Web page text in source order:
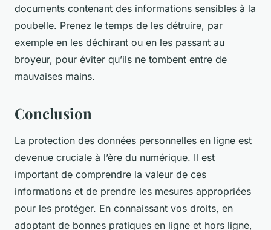
documents contenant des informations sensibles à la
poubelle. Prenez le temps de les détruire, par
exemple en les déchirant ou en les passant au
broyeur, pour éviter qu’ils ne tombent entre de
mauvaises mains.
Conclusion
La protection des données personnelles en ligne est
devenue cruciale à l’ère du numérique. Il est
important de comprendre la valeur de ces
informations et de prendre les mesures appropriées
pour les protéger. En connaissant vos droits, en
adoptant de bonnes pratiques en ligne et hors ligne,